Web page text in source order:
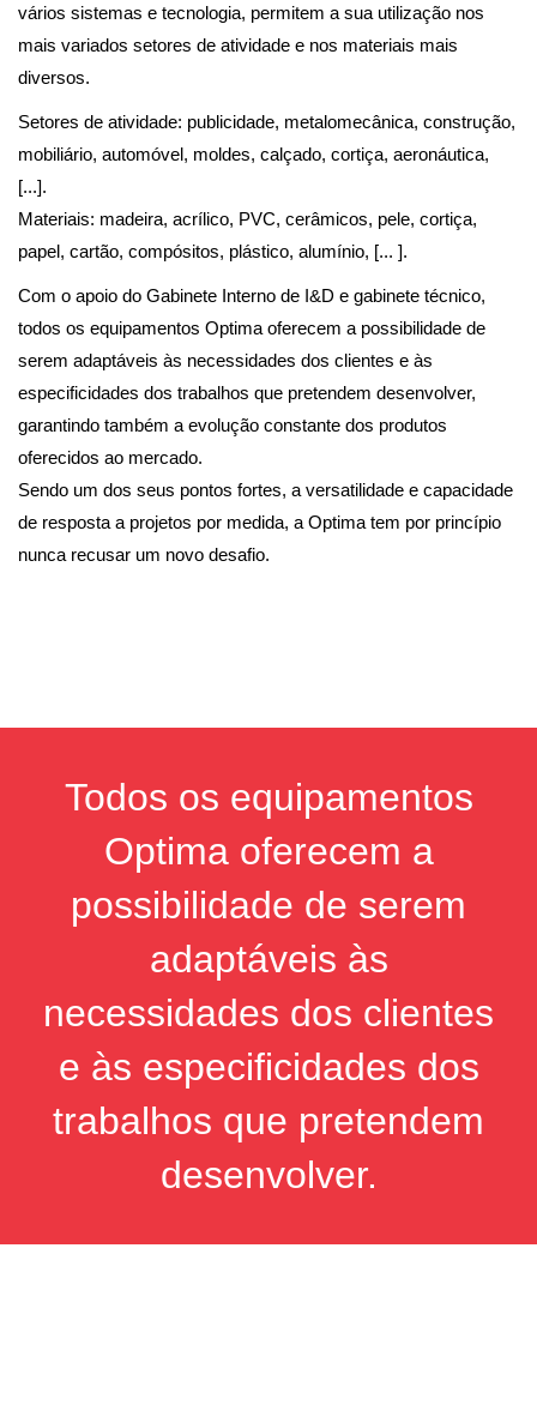
vários sistemas e tecnologia, permitem a sua utilização nos
mais variados setores de atividade e nos materiais mais
diversos.
Setores de atividade: publicidade, metalomecânica, construção,
mobiliário, automóvel, moldes, calçado, cortiça, aeronáutica,
[...].
Materiais: madeira, acrílico, PVC, cerâmicos, pele, cortiça,
papel, cartão, compósitos, plástico, alumínio, [... ].
Com o apoio do Gabinete Interno de I&D e gabinete técnico,
todos os equipamentos Optima oferecem a possibilidade de
serem adaptáveis às necessidades dos clientes e às
especificidades dos trabalhos que pretendem desenvolver,
garantindo também a evolução constante dos produtos
oferecidos ao mercado.
Sendo um dos seus pontos fortes, a versatilidade e capacidade
de resposta a projetos por medida, a Optima tem por princípio
nunca recusar um novo desafio.
Todos os equipamentos
Optima oferecem a
possibilidade de serem
adaptáveis às
necessidades dos clientes
e às especificidades dos
trabalhos que pretendem
desenvolver.